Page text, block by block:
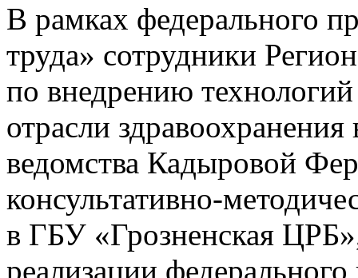
В рамках федерального
труда» сотрудники
по внедрению
отрасли здравоохранения
ведомства Кадыровой
консультативно-
в ГБУ «Грозненская
реализации